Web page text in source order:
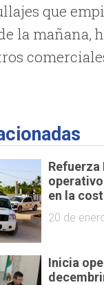
que
la mañana,
Refuerza
en la
20 de
Inicia